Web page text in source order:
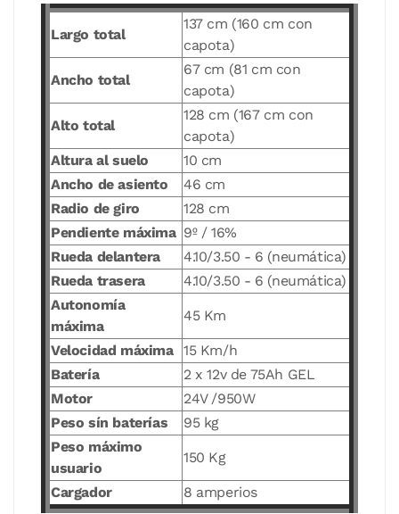
Largo total
137 cm (160 cm con
capota)
Ancho total
67 cm (81 cm con
capota)
Alto total
128 cm (167 cm con
capota)
Altura al suelo
10 cm
Ancho de asiento
46 cm
Radio de giro
128 cm
Pendiente máxima 9º / 16%
Rueda delantera
4.10/3.50 - 6 (neumática)
Rueda trasera
4.10/3.50 - 6 (neumática)
Autonomía
máxima
45 Km
Velocidad máxima 15 Km/h
Batería
2 x 12v de 75Ah GEL
Motor
24V /950W
Peso sín baterías
95 kg
Peso máximo
usuario
150 Kg
Cargador
8 amperios